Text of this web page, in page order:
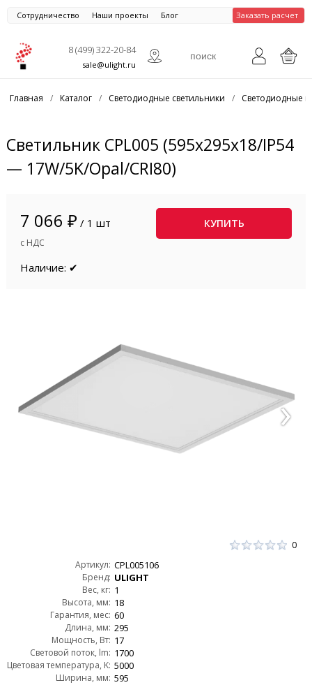
Сотрудничество Наши проекты Блог Заказать расчет
8 (499) 322-20-84
sale@ulight.ru
Главная / Каталог / Светодиодные светильники / Светодиодные
Светильник CPL005 (595x295x18/IP54
— 17W/5K/Opal/CRI80)
7 066 ₽ / 1 шт
с НДС
КУПИТЬ
Наличие: ✔
0
Артикул: CPL005106
Бренд: ULIGHT
Вес, кг: 1
Высота, мм: 18
Гарантия, мес: 60
Длина, мм: 295
Мощность, Вт: 17
Световой поток, lm: 1700
Цветовая температура, K: 5000
Ширина, мм: 595